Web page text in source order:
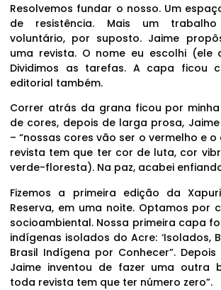
Resolvemos fundar o nosso. Um
de resistência. Mais um
voluntário, por suposto. Jaime
uma revista. O nome eu escolhi (ele
Dividimos as tarefas. A capa ficou
editorial também.
Correr atrás da grana ficou por
de cores, depois de larga prosa,
– “nossas cores vão ser o vermelho e
revista tem que ter cor de luta, cor
verde-floresta). Na paz, acabei
Fizemos a primeira edição da
Reserva, em uma noite. Optamos por
socioambiental. Nossa primeira capa
indígenas isolados do Acre: ‘Isolados,
Brasil Indígena por Conhecer”.
Jaime inventou de fazer uma outra
toda revista tem que ter número zero”.